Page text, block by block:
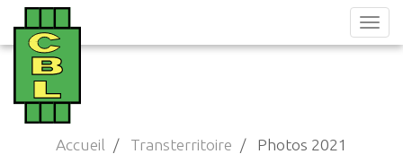
Aller
au
contenu
principal
Accueil Transterritoire Photos 2021